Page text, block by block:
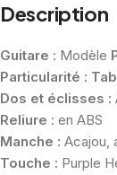
Description
Guitare : Modèle
Particularité :
Dos et éclisses :
Reliure : en ABS
Manche : Acajou,
Touche : Purple